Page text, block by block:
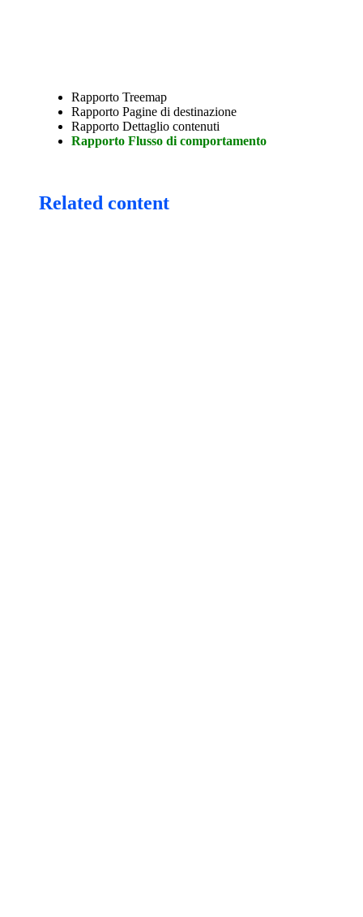
Rapporto Treemap
Rapporto Pagine di destinazione
Rapporto Dettaglio contenuti
Rapporto Flusso di comportamento
Related content